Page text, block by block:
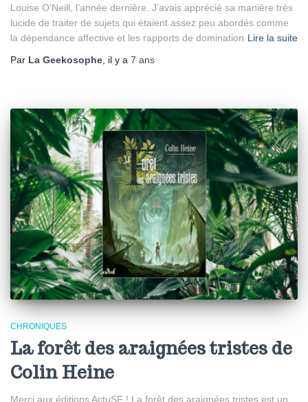
Louise O’Neill, l’année dernière. J’avais apprécié sa manière très
lucide de traiter de sujets qui étaient assez peu abordés comme
la dépendance affective et les rapports de domination Lire la suite
Par La Geekosophe , il y a 7 ans
CHRONIQUES
La forêt des araignées tristes de
Colin Heine
Merci aux éditions ActuSF ! La forêt des araignées tristes est un